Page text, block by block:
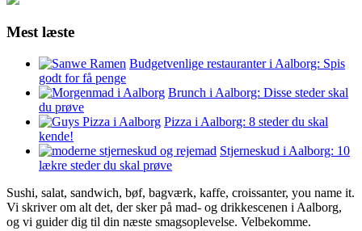
Mest læste
Budgetvenlige restauranter i Aalborg: Spis
godt for få penge
Brunch i Aalborg: Disse steder skal
du prøve
Pizza i Aalborg: 8 steder du skal
kende!
Stjerneskud i Aalborg: 10
lækre steder du skal prøve
Sushi, salat, sandwich, bøf, bagværk, kaffe, croissanter, you name it.
Vi skriver om alt det, der sker på mad- og drikkescenen i Aalborg,
og vi guider dig til din næste smagsoplevelse. Velbekomme.